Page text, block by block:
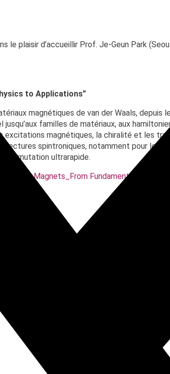
le plaisir d’accueillir Prof. Je-Geun Park
to Applications”
magnétiques de van der Waals, depuis
familles de matériaux, aux
magnétiques, la chiralité et les
spintroniques, notamment pour les
ultrarapide.
Waals Magnets_From Fundamental Physics to